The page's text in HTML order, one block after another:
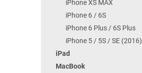
iPhone XS MAX
iPhone 6 / 6S
iPhone 6 Plus / 6S Plus
iPhone 5 / 5S / SE (2016)
iPad
MacBook